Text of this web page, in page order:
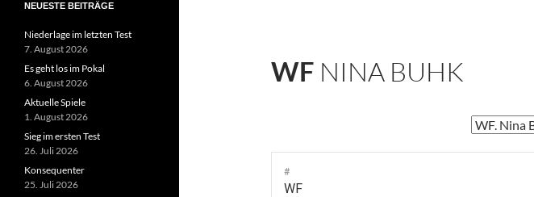
WF NINA BUHK
#
WF
NEUESTE BEITRÄGE
Niederlage im letzten Test
7. August 2026
Es geht los im Pokal
6. August 2026
Aktuelle Spiele
1. August 2026
Sieg im ersten Test
26. Juli 2026
Konsequenter
25. Juli 2026